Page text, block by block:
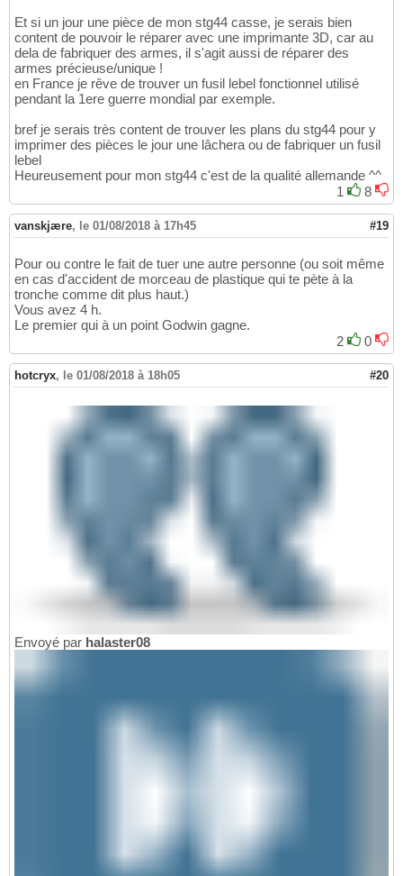
Et si un jour une pièce de mon stg44 casse, je serais bien
content de pouvoir le réparer avec une imprimante 3D, car au
dela de fabriquer des armes, il s'agit aussi de réparer des
armes précieuse/unique !
en France je rêve de trouver un fusil lebel fonctionnel utilisé
pendant la 1ere guerre mondial par exemple.
bref je serais très content de trouver les plans du stg44 pour y
imprimer des pièces le jour une lâchera ou de fabriquer un fusil
lebel
Heureusement pour mon stg44 c'est de la qualité allemande ^^
1
8
vanskjære, le 01/08/2018 à 17h45 #19
Pour ou contre le fait de tuer une autre personne (ou soit même
en cas d'accident de morceau de plastique qui te pète à la
tronche comme dit plus haut.)
Vous avez 4 h.
Le premier qui à un point Godwin gagne.
2
0
hotcryx, le 01/08/2018 à 18h05 #20
Envoyé par halaster08